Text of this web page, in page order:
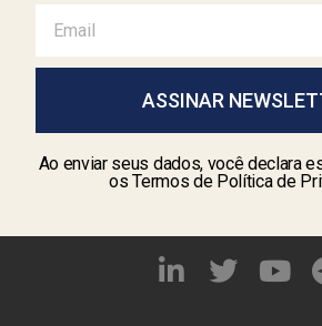
ASSINAR
Ao enviar seus dados, você declara
os Termos de Política de